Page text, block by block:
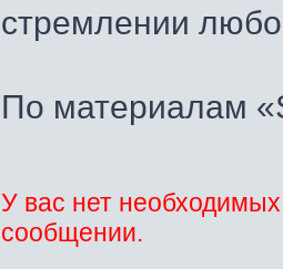
стремлении
По материалам
У вас нет
сообщении.